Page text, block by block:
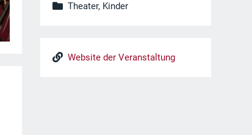
Theater, Kinder
Website der Veranstaltung